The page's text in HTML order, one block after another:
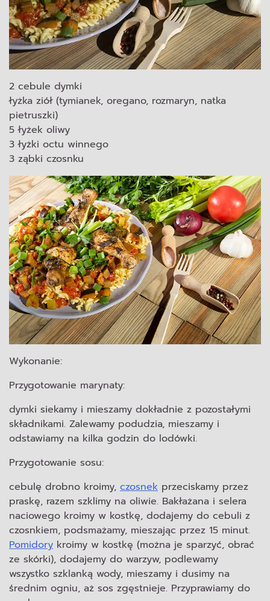
2 cebule dymki
łyżka ziół (tymianek, oregano, rozmaryn, natka
pietruszki)
5 łyżek oliwy
3 łyżki octu winnego
3 ząbki czosnku
Wykonanie:
Przygotowanie marynaty:
dymki siekamy i mieszamy dokładnie z pozostałymi
składnikami. Zalewamy podudzia, mieszamy i
odstawiamy na kilka godzin do lodówki.
Przygotowanie sosu:
cebulę drobno kroimy, czosnek przeciskamy przez
praskę, razem szklimy na oliwie. Bakłażana i selera
naciowego kroimy w kostkę, dodajemy do cebuli z
czosnkiem, podsmażamy, mieszając przez 15 minut.
Pomidory kroimy w kostkę (można je sparzyć, obrać
ze skórki), dodajemy do warzyw, podlewamy
wszystko szklanką wody, mieszamy i dusimy na
średnim ogniu, aż sos zgęstnieje. Przyprawiamy do